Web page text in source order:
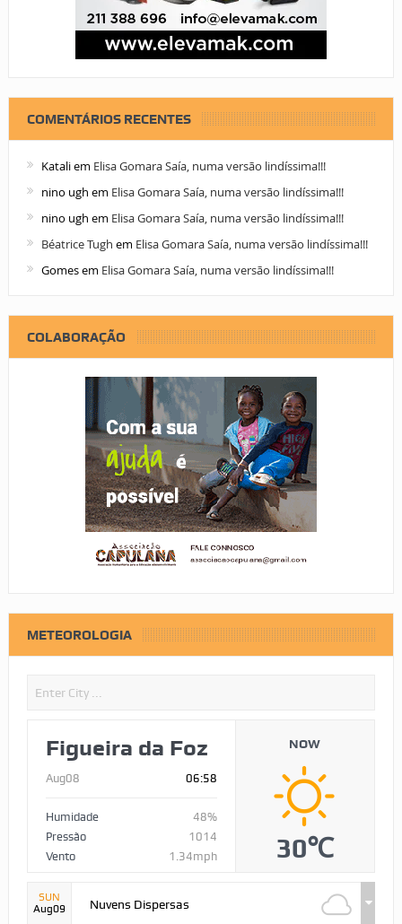
COMENTÁRIOS RECENTES
Kataliem Elisa Gomara Saía, numa versão lindíssima!!!
nino ugh em Elisa Gomara Saía, numa versão lindíssima!!!
nino ugh em Elisa Gomara Saía, numa versão lindíssima!!!
Béatrice Tugh em Elisa Gomara Saía, numa versão lindíssima!!!
Gomesem Elisa Gomara Saía, numa versão lindíssima!!!
COLABORAÇÃO
METEOROLOGIA
Figueira da Foz
Aug08 06:58
Humidade
48%
Pressão
1014
Vento
1.34mph
NOW
30℃
SUN
Aug09
Nuvens Dispersas